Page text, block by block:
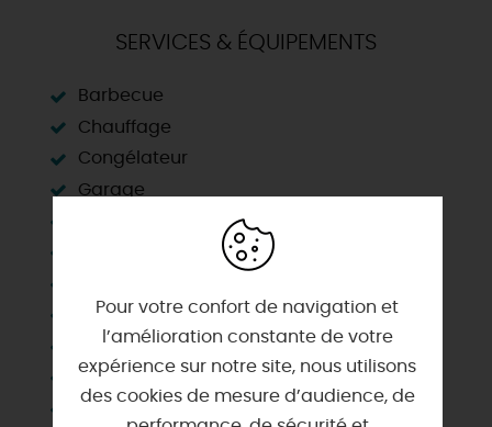
SERVICES & ÉQUIPEMENTS
Barbecue
Chauffage
Congélateur
Garage
Habitation indépendante
Lave linge privatif
Matériel enfant
Micro-ondes
Parking
Pour votre confort de navigation et
l’amélioration constante de votre
expérience sur notre site, nous utilisons
des cookies de mesure d’audience, de